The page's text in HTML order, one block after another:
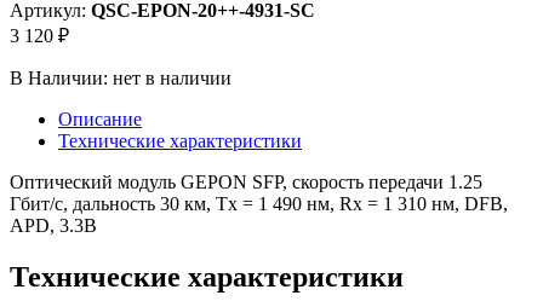
Артикул: QSC-EPON-20++-4931-SC
3 120 ₽
В Наличии: нет в наличии
Описание
Технические характеристики
Оптический модуль GEPON SFP, скорость передачи 1.25
Гбит/c, дальность 30 км, Tx = 1 490 нм, Rx = 1 310 нм, DFB,
APD, 3.3В
Технические характеристики